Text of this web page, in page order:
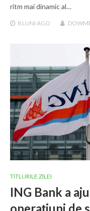
ritm mai dinamic al…
8 LUNI AGO
TITLURILE ZILEI
ING Bank a
operațiuni de